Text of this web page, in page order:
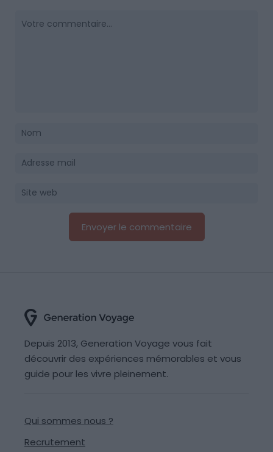
Depuis 2013, Generation Voyage vous fait
découvrir des expériences mémorables et vous
guide pour les vivre pleinement.
Qui sommes nous ?
Recrutement